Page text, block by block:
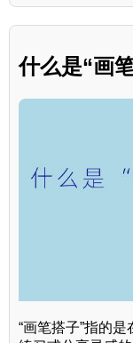
什么是“画
“画笔搭子”指的